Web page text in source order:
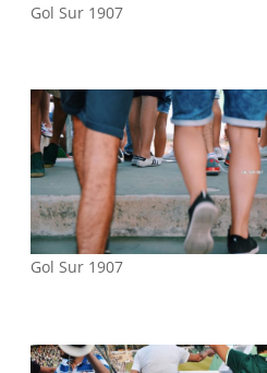
Gol Sur 1907
Gol Sur 1907